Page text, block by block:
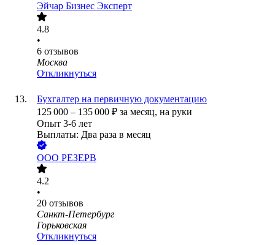
Эйчар Бизнес Эксперт
4.8
•
6 отзывов
Москва
Откликнуться
Бухгалтер на первичную документацию
125 000 – 135 000 ₽ за месяц, на руки
Опыт 3-6 лет
Выплаты: Два раза в месяц
ООО РЕЗЕРВ
4.2
•
20 отзывов
Санкт-Петербург
Горьковская
Откликнуться